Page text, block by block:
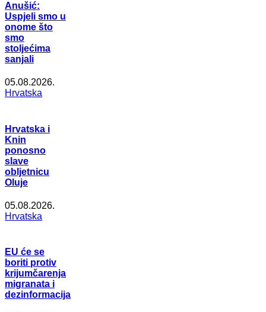
Anušić:
Uspjeli smo u
onome što
smo
stoljećima
sanjali
05.08.2026.
Hrvatska
Hrvatska i
Knin
ponosno
slave
obljetnicu
Oluje
05.08.2026.
Hrvatska
EU će se
boriti protiv
krijumčarenja
migranata i
dezinformacija